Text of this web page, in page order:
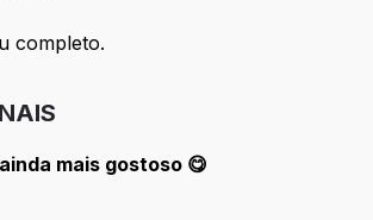
completo.
mais gostoso 😋